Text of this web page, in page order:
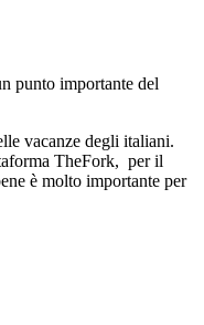
punto importante del
vacanze degli italiani.
TheFork, per il
è molto importante per